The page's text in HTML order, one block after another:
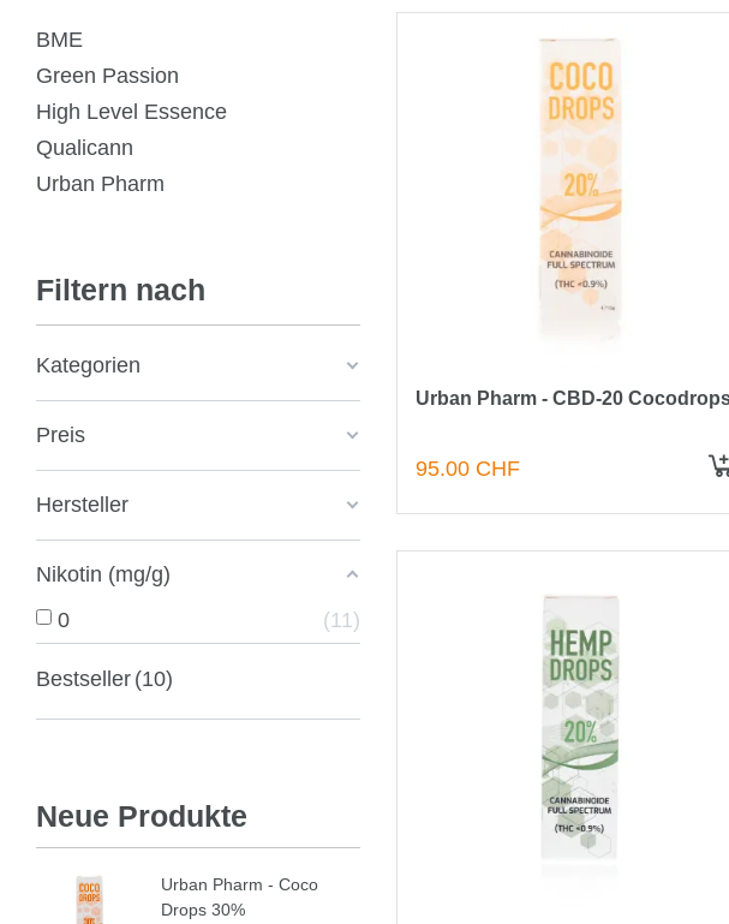
Urban Pharm - CBD-20
95.00 CHF
BME
Green Passion
High Level Essence
Qualicann
Urban Pharm
Filtern nach
Kategorien
Preis
Hersteller
Nikotin (mg/g)
0
11
Bestseller 10
Neue Produkte
Urban Pharm - Coco
Drops 30%